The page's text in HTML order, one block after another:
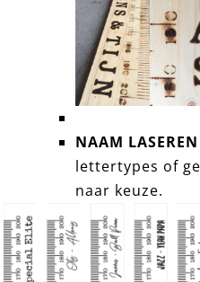
NAAM LASEREN
lettertypes of
naar keuze.